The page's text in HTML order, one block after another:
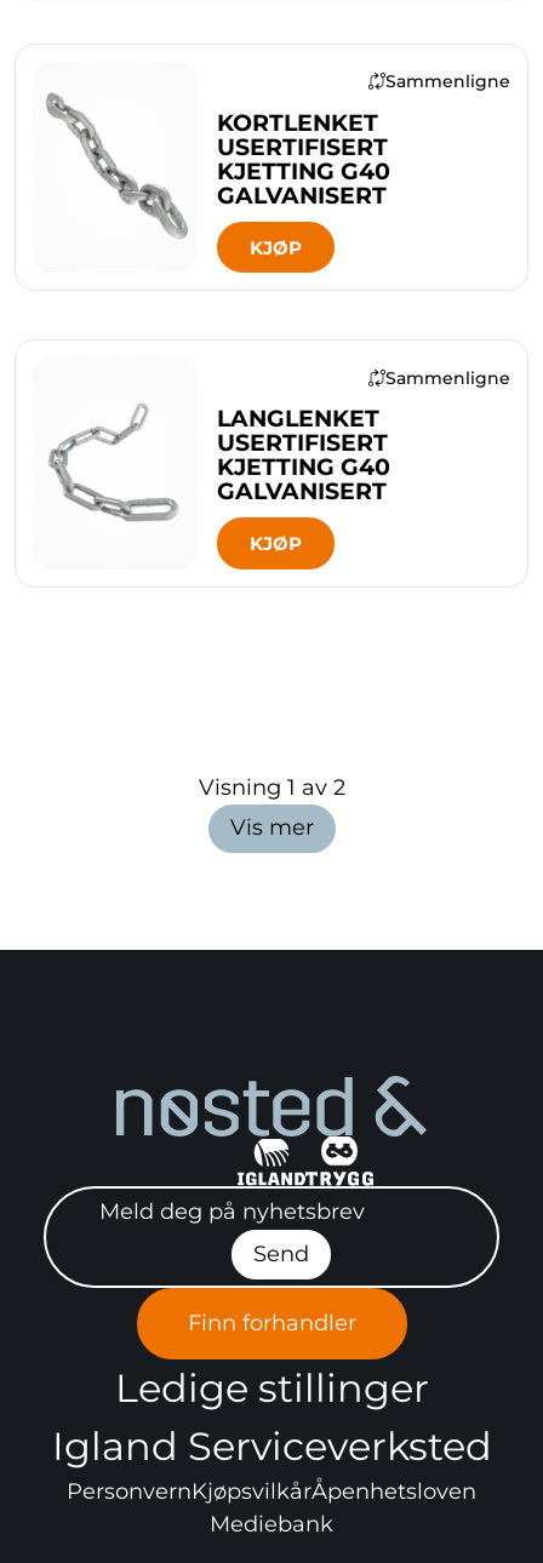
Sammenligne
KORTLENKET
USERTIFISERT
KJETTING G40
GALVANISERT
KJØP
Sammenligne
LANGLENKET
USERTIFISERT
KJETTING G40
GALVANISERT
KJØP
Visning 1 av 2
Vis mer
Meld deg på nyhetsbrev"
Send
Finn forhandler
Ledige stillinger
Igland Serviceverksted
PersonvernKjøpsvilkårÅpenhetsloven
Mediebank